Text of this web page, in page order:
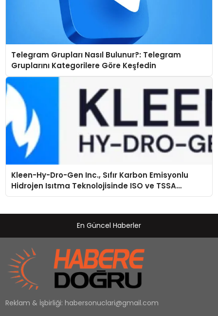
Telegram Grupları Nasıl Bulunur?: Telegram
Gruplarını Kategorilere Göre Keşfedin
Kleen-Hy-Dro-Gen Inc., Sıfır Karbon Emisyonlu
Hidrojen Isıtma Teknolojisinde ISO ve TSSA
Düzenleyici Onaylarını Aldı
En Güncel Haberler
Reklam & İşbirliği: habersonuclari@gmail.com